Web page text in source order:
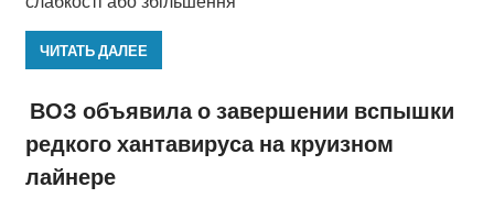
ЧИТАТЬ ДАЛЕЕ
ВОЗ объявила о завершении вспышки
редкого хантавируса на круизном
лайнере